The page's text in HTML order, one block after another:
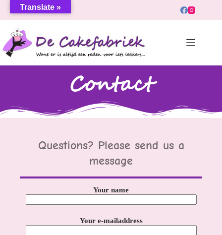
Contact
Questions? Please send us a
message
Your name
Your e-mailaddress
Translate »